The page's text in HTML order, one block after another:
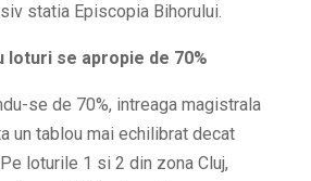
statia Episcopia Bihorului.
loturi se apropie de 70%
se de 70%, intreaga magistrala
un tablou mai echilibrat decat
loturile 1 si 2 din zona Cluj,